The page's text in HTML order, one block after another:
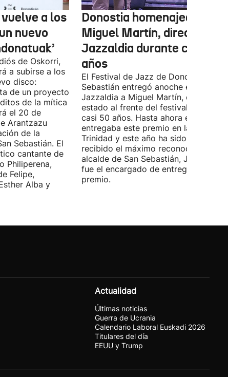
a los
nuevo
de Oskorri,
a subirse a los
disco:
de un proyecto
de la mítica
el 20 de
Arantzazu
de la
Sebastián. El
cantante de
Philiperena,
Felipe,
Alba y
Donostia homenajea a
Miguel Martín, director del
Jazzaldia durante casi 50
años
El Festival de Jazz de Donostia-San
Sebastián entregó anoche el premio
Jazzaldia a Miguel Martín, quien ha
estado al frente del festival durante
casi 50 años. Hasta ahora era él
entregaba este premio en la Plaza
Trinidad y este año ha sido él quien
recibido el máximo reconocimiento.
alcalde de San Sebastián, Jon
fue el encargado de entregarle el
premio.
Actualidad
Últimas noticias
Guerra de Ucrania
Calendario Laboral Euskadi 2026
Titulares del día
EEUU y Trump